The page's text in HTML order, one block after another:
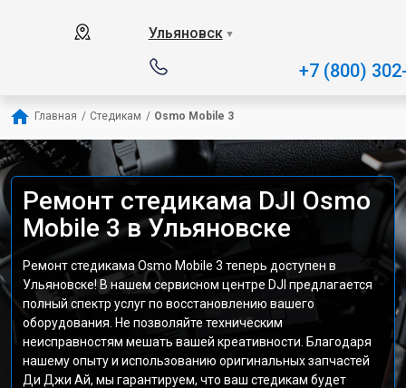
Ульяновск ▼
+7 (800)
Главная / Стедикам / Osmo Mobile 3
Ремонт стедикама DJI Osmo
Mobile 3 в Ульяновске
Ремонт стедикама Osmo Mobile 3 теперь доступен в
Ульяновске! В нашем сервисном центре DJI предлагается
полный спектр услуг по восстановлению вашего
оборудования. Не позволяйте техническим
неисправностям мешать вашей креативности. Благодаря
нашему опыту и использованию оригинальных запчастей
Ди Джи Ай, мы гарантируем, что ваш стедикам будет